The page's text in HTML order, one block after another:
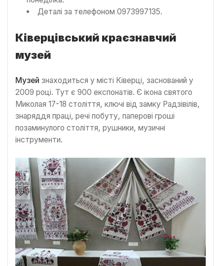
Деталі за телефоном 0973997135.
Ківерцівський краєзнавчий
музей
Музей знаходиться у місті Ківерці, заснований у
2009 році. Тут є 900 експонатів. Є ікона святого
Миколая 17-18 століття, ключі від замку Радзівілів,
знаряддя праці, речі побуту, паперові гроші
позаминулого століття, рушники, музичні
інструменти.